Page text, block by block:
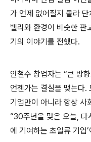
가 언제 없어질지 몰라 단
밸리와 환경이 비슷한 판
기의 이야기를 전했다.
안철수 창업자는 “큰 방
언젠가는 결실을 맺는다.
기업만이 아니라 항상 사
“30주년을 맞은 오늘, 다
에 기여하는 초일류 기업’